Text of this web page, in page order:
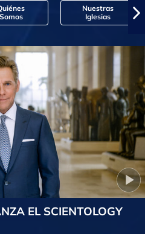
Somos
Nuestras
Iglesias
EL SCIENTOLOGY